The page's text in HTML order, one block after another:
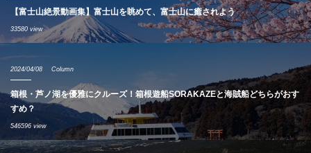
【富士山絶景動画集】富士山を眺めて、富士山に癒されよう
33580 view
2024/04/08 Column
箱根・芦ノ湖を優雅にクルーズ！箱根遊船SORAKAZEと海賊船どちらがおす
すめ？
546596 view